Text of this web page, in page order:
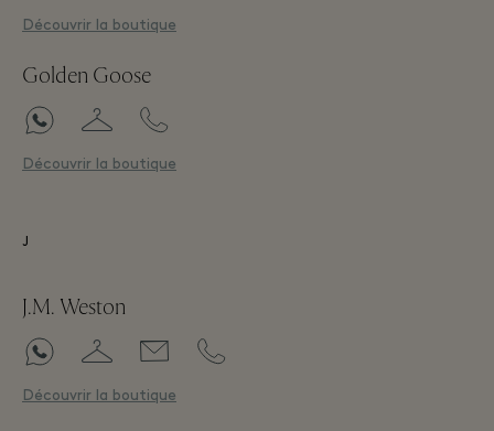
Découvrir la boutique
Golden Goose
Découvrir la boutique
J
J.M. Weston
Découvrir la boutique